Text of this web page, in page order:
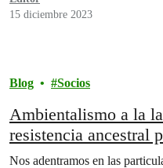
15 diciembre 2023
Blog Socios
Ambientalismo a la
resistencia ancestral
más biodiverso del
Nos adentramos en las